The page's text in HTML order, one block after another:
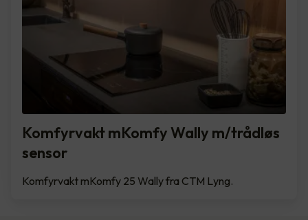
Komfyrvakt mKomfy Wally m/trådløs
sensor
Komfyrvakt mKomfy 25 Wally fra CTM Lyng.